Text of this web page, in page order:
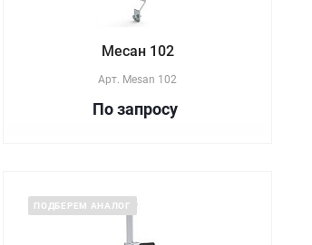
Месан 102
Арт. Mesan 102
По запросу
ПОДБЕРЕМ АНАЛОГ